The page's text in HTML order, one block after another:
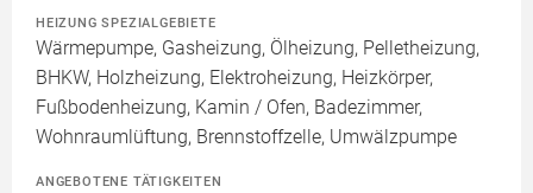
HEIZUNG SPEZIALGEBIETE
Wärmepumpe, Gasheizung, Ölheizung, Pelletheizung,
BHKW, Holzheizung, Elektroheizung, Heizkörper,
Fußbodenheizung, Kamin / Ofen, Badezimmer,
Wohnraumlüftung, Brennstoffzelle, Umwälzpumpe
ANGEBOTENE TÄTIGKEITEN